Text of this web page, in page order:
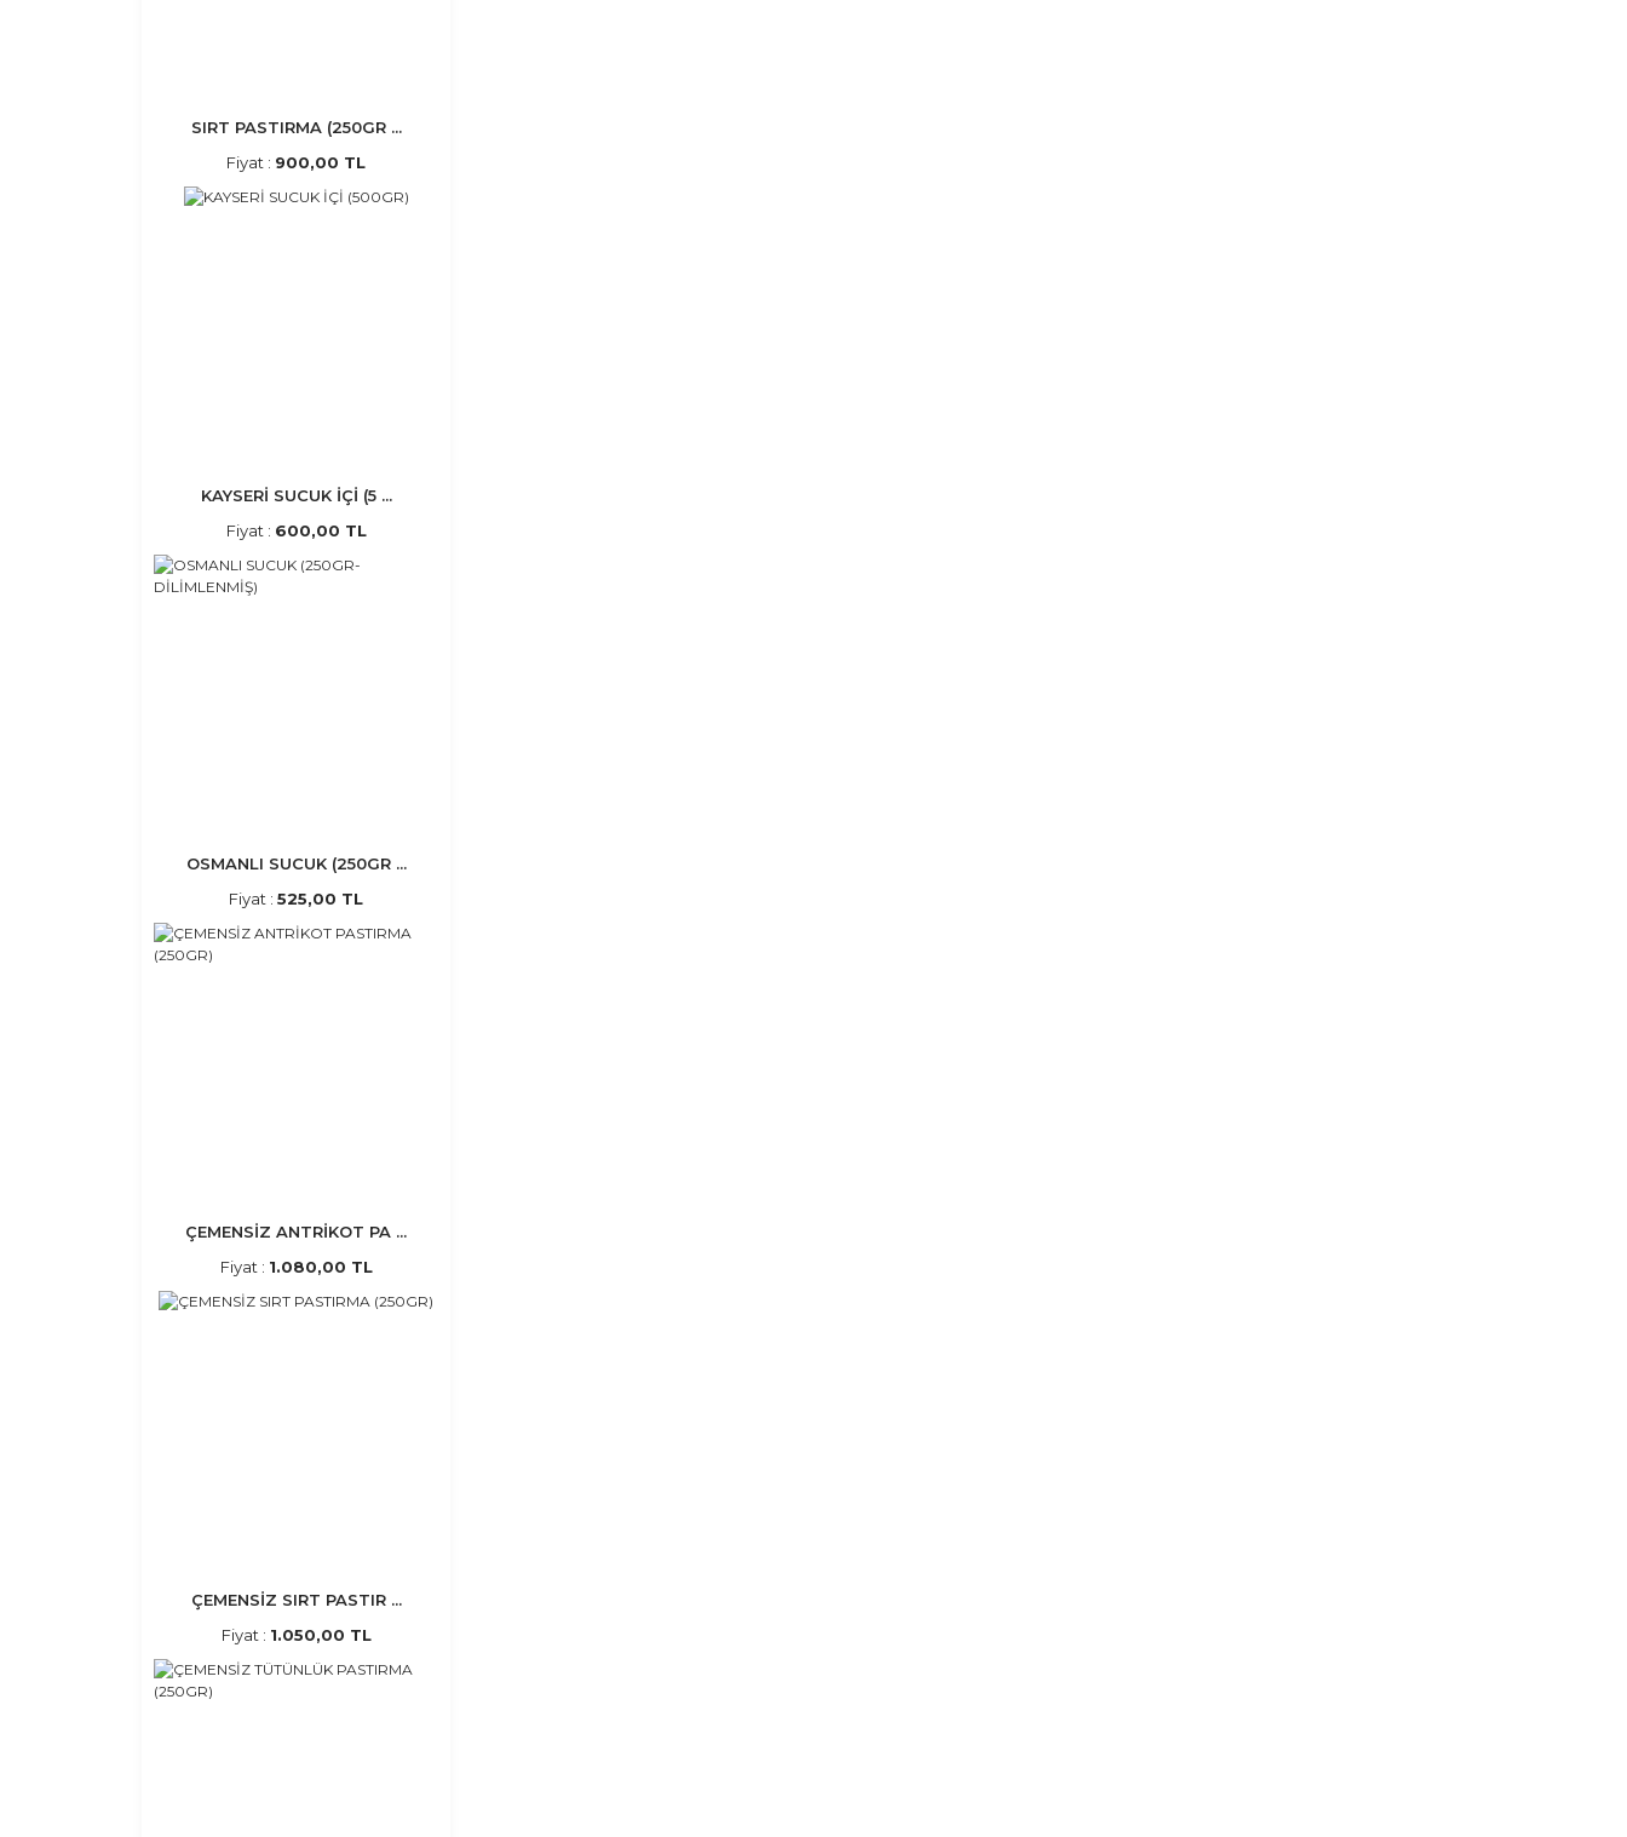
SIRT PASTIRMA (250GR ...
Fiyat : 900,00 TL
KAYSERİ SUCUK İÇİ (5 ...
Fiyat : 600,00 TL
OSMANLI SUCUK (250GR ...
Fiyat : 525,00 TL
ÇEMENSİZ ANTRİKOT PA ...
Fiyat : 1.080,00 TL
ÇEMENSİZ SIRT PASTIR ...
Fiyat : 1.050,00 TL